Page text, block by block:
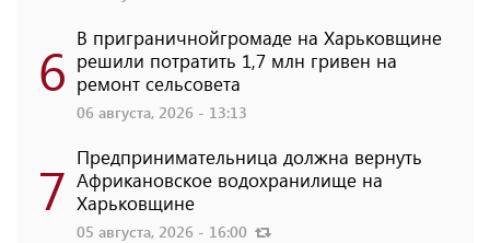
6 В приграничнойгромаде на Харьковщине
решили потратить 1,7 млн ​​гривен на
ремонт сельсовета
06 августа, 2026 - 13:13
7 Предпринимательница должна вернуть
Африкановское водохранилище на
Харьковщине
05 августа, 2026 - 16:00